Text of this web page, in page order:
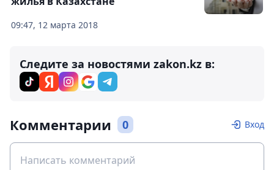
09:47, 12 марта 2018
Следите за новостями zakon.kz в:
Комментарии 0 Вход